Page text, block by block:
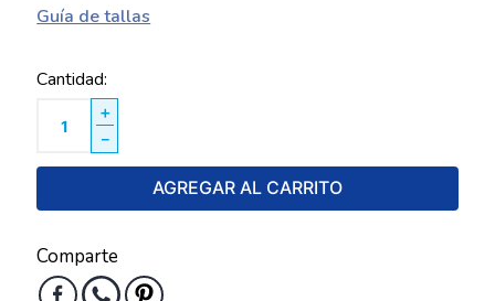
Guía de tallas
Cantidad
＋
－
AGREGAR AL CARRITO
Comparte